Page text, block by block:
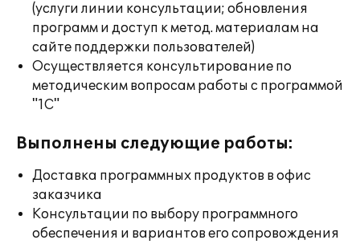
(услуги линии консультации; обновления
программ и доступ к метод. материалам на
сайте поддержки пользователей)
Осуществляется консультирование по
методическим вопросам работы с программой
"1С"
Выполнены следующие работы:
Доставка программных продуктов в офис
заказчика
Консультации по выбору программного
обеспечения и вариантов его сопровождения